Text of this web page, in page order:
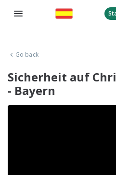
Go back
Sicherheit auf
- Bayern